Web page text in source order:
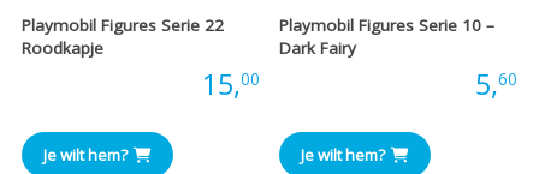
Playmobil Figures Serie 22
Roodkapje
15,00
Je wilt hem?
Playmobil Figures Serie 10 –
Dark Fairy
5,60
Je wilt hem?